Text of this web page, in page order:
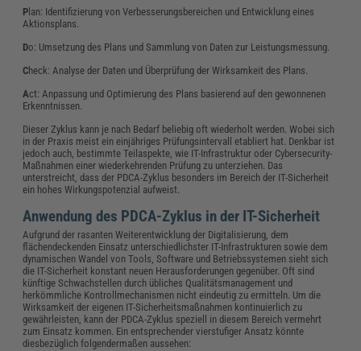
P lan: Identifizierung von Verbesserungsbereichen und Entwicklung eines
Aktionsplans.
Do: Umsetzung des Plans und Sammlung von Daten zur Leistungsmessung.
Check: Analyse der Daten und Überprüfung der Wirksamkeit des Plans.
Act: Anpassung und Optimierung des Plans basierend auf den gewonnenen
Erkenntnissen.
Dieser Zyklus kann je nach Bedarf beliebig oft wiederholt werden. Wobei sich
in der Praxis meist ein einjähriges Prüfungsintervall etabliert hat. Denkbar ist
jedoch auch, bestimmte Teilaspekte, wie IT-Infrastruktur oder Cybersecurity-
Maßnahmen einer wiederkehrenden Prüfung zu unterziehen. Das
unterstreicht, dass der PDCA-Zyklus besonders im Bereich der IT-Sicherheit
ein hohes Wirkungspotenzial aufweist.
Anwendung des PDCA-Zyklus in der IT-Sicherheit
Aufgrund der rasanten Weiterentwicklung der Digitalisierung, dem
flächendeckenden Einsatz unterschiedlichster IT-Infrastrukturen sowie dem
dynamischen Wandel von Tools, Software und Betriebssystemen sieht sich
die IT-Sicherheit konstant neuen Herausforderungen gegenüber. Oft sind
künftige Schwachstellen durch übliches Qualitätsmanagement und
herkömmliche Kontrollmechanismen nicht eindeutig zu ermitteln. Um die
Wirksamkeit der eigenen IT-Sicherheitsmaßnahmen kontinuierlich zu
gewährleisten, kann der PDCA-Zyklus speziell in diesem Bereich vermehrt
zum Einsatz kommen. Ein entsprechender vierstufiger Ansatz könnte
diesbezüglich folgendermaßen aussehen: